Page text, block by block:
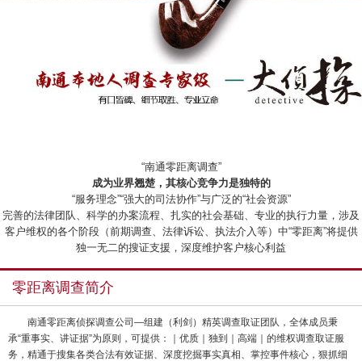
“南通零距离调查”
成为业界翘楚，其核心竞争力是独特的
“服务理念”“强大的司法协作”与广泛的“社会资源”
完善的法律团队、科学的办案流程、扎实的社会基础、专业的执行力量，涉及
客户维权的各个阶段（前期调查、法律诉讼、执法介入等）中“零距离”将提供
独一无二的搜证支援，深度维护客户核心利益
零距离调查简介
南通零距离侦探调查公司—组建（利剑）精英调查取证团队，全体成员秉
承“重事实、讲证据”为原则，可提供：｜优质｜独到｜高端｜的维权调查取证服
务，精通于搜集各类合法有效证据、深度挖掘事实真相、掌控事件核心，狠抓细